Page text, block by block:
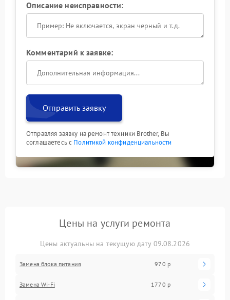
Описание неисправности:
Комментарий к заявке:
Отправить заявку
Отправляя заявку на ремонт техники Brother, Вы
соглашаетесь с Политикой конфиденциальности
Цены на услуги ремонта
Цены актуальны на текущую дату 09.08.2026
Замена блока питания 970 р
Замена Wi-Fi 1770 р